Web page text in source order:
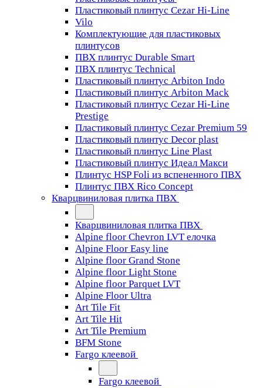
Пластиковый плинтус Cezar Hi-Line
Vilo
Комплектующие для пластиковых
плинтусов
ПВХ плинтус Durable Smart
ПВХ плинтус Technical
Пластиковый плинтус Arbiton Indo
Пластиковый плинтус Arbiton Mack
Пластиковый плинтус Cezar Hi-Line
Prestige
Пластиковый плинтус Cezar Premium 59
Пластиковый плинтус Decor plast
Пластиковый плинтус Line Plast
Пластиковый плинтус Идеал Макси
Плинтус HSP Foli из вспененного ПВХ
Плинтус ПВХ Rico Concept
Кварцвиниловая плитка ПВХ
Кварцвиниловая плитка ПВХ
Alpine floor Chevron LVT елочка
Alpine Floor Easy line
Alpine floor Grand Stone
Alpine floor Light Stone
Alpine floor Parquet LVT
Alpine Floor Ultra
Art Tile Fit
Art Tile Hit
Art Tile Premium
BFM Stone
Fargo клеевой
Fargo клеевой